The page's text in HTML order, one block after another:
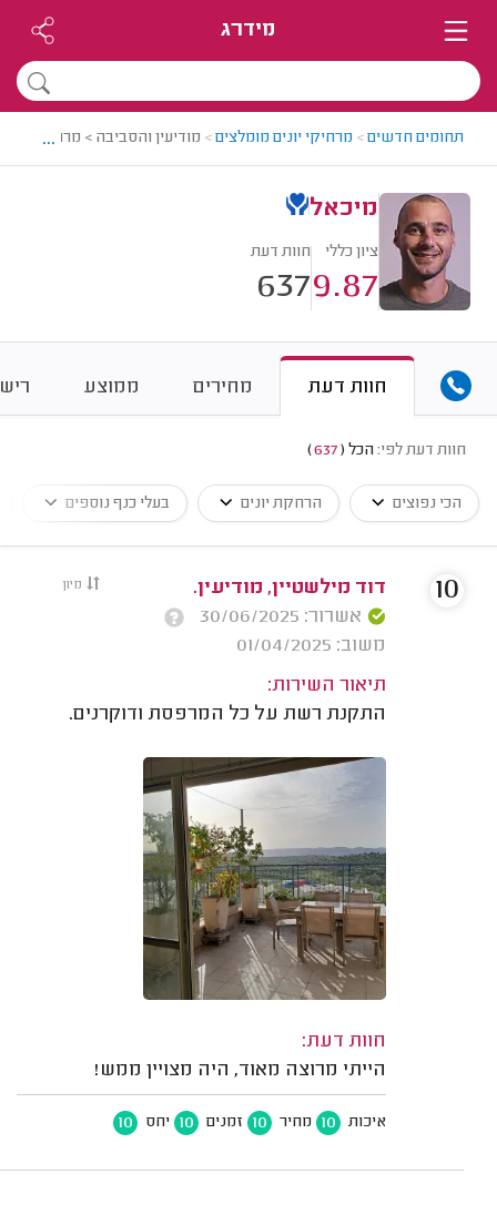
מידרג
תחומים חדשים> מרחיקי יונים מומלצים> מודיעין והסביבה > מרחיק
...
מיכאל
ציון כללי
9.87
חוות דעת
637
חוות דעת מחירים ממוצע
חוות דעת לפי: הכל (
637
)
הכי נפוצים הרחקת יונים בעלי כנף נוספים
מיון
דוד מילשטיין, מודיעין.
אשרור: 30/06/2025
משוב: 01/04/2025
תיאור השירות:
התקנת רשת על כל המרפסת ודוקרנים.
חוות דעת:
הייתי מרוצה מאוד, היה מצויין ממש!
איכות 10 מחיר 10 זמנים 10 יחס 10
10